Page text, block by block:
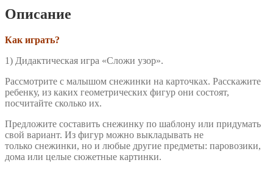
Описание
Как играть?
1) Дидактическая игра «Сложи узор».
Рассмотрите с малышом снежинки на карточках. Расскажите
ребенку, из каких геометрических фигур они состоят,
посчитайте сколько их.
Предложите составить снежинку по шаблону или придумать
свой вариант. Из фигур можно выкладывать не
только снежинки, но и любые другие предметы: паровозики,
дома или целые сюжетные картинки.